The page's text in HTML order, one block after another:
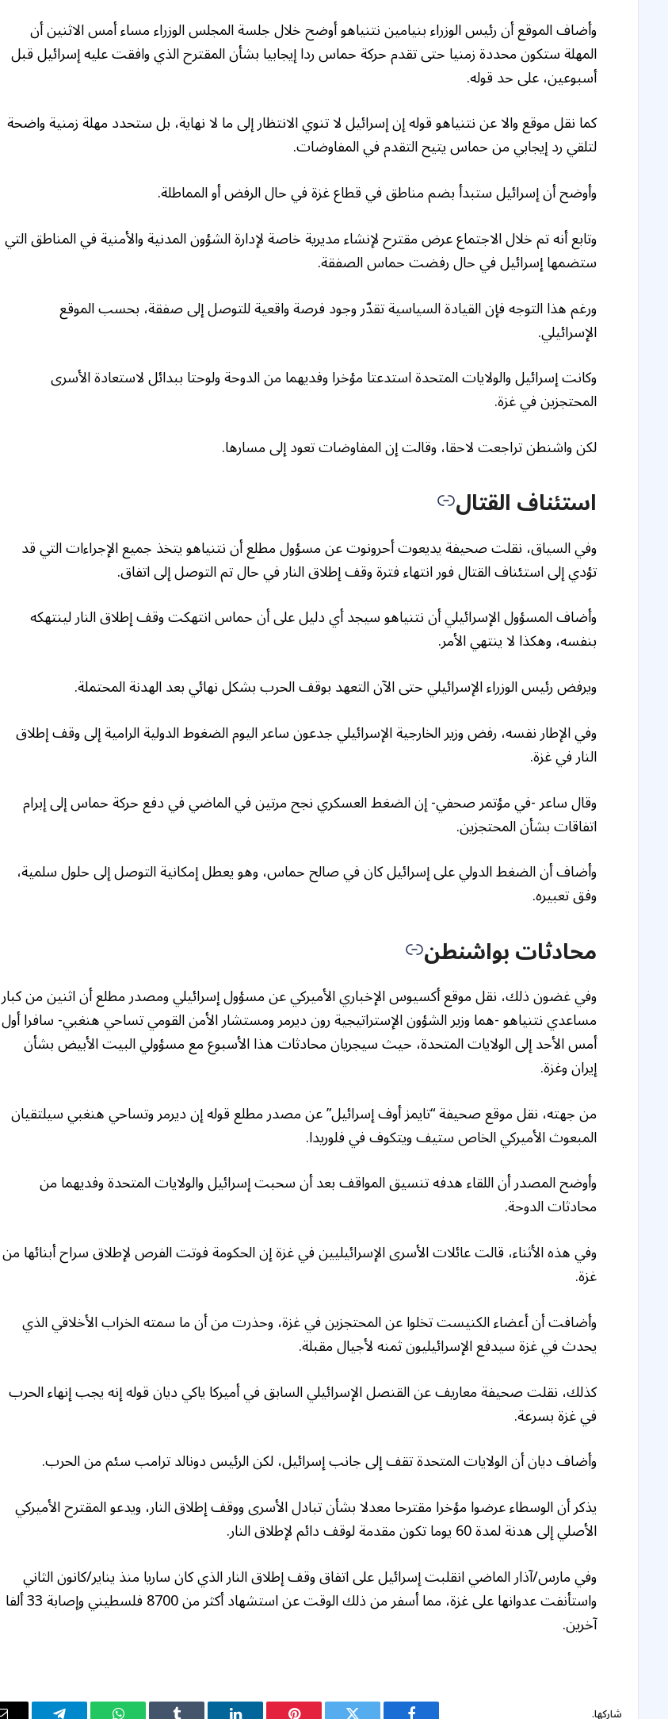
وأضاف الموقع أن رئيس الوزراء بنيامين نتنياهو أوضح خلال جلسة المجلس الوزراء مساء أمس الاثنين أن
المهلة ستكون محددة زمنيا حتى تقدم حركة حماس ردا إيجابيا بشأن المقترح الذي وافقت عليه إسرائيل قبل
أسبوعين، على حد قوله.
كما نقل موقع والا عن نتنياهو قوله إن إسرائيل لا تنوي الانتظار إلى ما لا نهاية، بل ستحدد مهلة زمنية واضحة
لتلقي رد إيجابي من حماس يتيح التقدم في المفاوضات.
وأوضح أن إسرائيل ستبدأ بضم مناطق في قطاع غزة في حال الرفض أو المماطلة.
وتابع أنه تم خلال الاجتماع عرض مقترح لإنشاء مديرية خاصة لإدارة الشؤون المدنية والأمنية في المناطق التي
ستضمها إسرائيل في حال رفضت حماس الصفقة.
ورغم هذا التوجه فإن القيادة السياسية تقدّر وجود فرصة واقعية للتوصل إلى صفقة، بحسب الموقع
الإسرائيلي.
وكانت إسرائيل والولايات المتحدة استدعتا مؤخرا وفديهما من الدوحة ولوحتا ببدائل لاستعادة الأسرى
المحتجزين في غزة.
لكن واشنطن تراجعت لاحقا، وقالت إن المفاوضات تعود إلى مسارها.
استئناف القتال
وفي السياق، نقلت صحيفة يديعوت أحرونوت عن مسؤول مطلع أن نتنياهو يتخذ جميع الإجراءات التي قد
تؤدي إلى استئناف القتال فور انتهاء فترة وقف إطلاق النار في حال تم التوصل إلى اتفاق.
وأضاف المسؤول الإسرائيلي أن نتنياهو سيجد أي دليل على أن حماس انتهكت وقف إطلاق النار لينتهكه
بنفسه، وهكذا لا ينتهي الأمر.
ويرفض رئيس الوزراء الإسرائيلي حتى الآن التعهد بوقف الحرب بشكل نهائي بعد الهدنة المحتملة.
وفي الإطار نفسه، رفض وزير الخارجية الإسرائيلي جدعون ساعر اليوم الضغوط الدولية الرامية إلى وقف إطلاق
النار في غزة.
وقال ساعر -في مؤتمر صحفي- إن الضغط العسكري نجح مرتين في الماضي في دفع حركة حماس إلى إبرام
اتفاقات بشأن المحتجزين.
وأضاف أن الضغط الدولي على إسرائيل كان في صالح حماس، وهو يعطل إمكانية التوصل إلى حلول سلمية،
وفق تعبيره.
محادثات بواشنطن
وفي غضون ذلك، نقل موقع أكسيوس الإخباري الأميركي عن مسؤول إسرائيلي ومصدر مطلع أن اثنين من كبار
مساعدي نتنياهو -هما وزير الشؤون الإستراتيجية رون ديرمر ومستشار الأمن القومي تساحي هنغبي- سافرا أول
أمس الأحد إلى الولايات المتحدة، حيث سيجريان محادثات هذا الأسبوع مع مسؤولي البيت الأبيض بشأن
إيران وغزة.
من جهته، نقل موقع صحيفة “تايمز أوف إسرائيل” عن مصدر مطلع قوله إن ديرمر وتساحي هنغبي سيلتقيان
المبعوث الأميركي الخاص ستيف ويتكوف في فلوريدا.
وأوضح المصدر أن اللقاء هدفه تنسيق المواقف بعد أن سحبت إسرائيل والولايات المتحدة وفديهما من
محادثات الدوحة.
وفي هذه الأثناء، قالت عائلات الأسرى الإسرائيليين في غزة إن الحكومة فوتت الفرص لإطلاق سراح أبنائها من
غزة.
وأضافت أن أعضاء الكنيست تخلوا عن المحتجزين في غزة، وحذرت من أن ما سمته الخراب الأخلاقي الذي
يحدث في غزة سيدفع الإسرائيليون ثمنه لأجيال مقبلة.
كذلك، نقلت صحيفة معاريف عن القنصل الإسرائيلي السابق في أميركا ياكي ديان قوله إنه يجب إنهاء الحرب
في غزة بسرعة.
وأضاف ديان أن الولايات المتحدة تقف إلى جانب إسرائيل، لكن الرئيس دونالد ترامب سئم من الحرب.
يذكر أن الوسطاء عرضوا مؤخرا مقترحا معدلا بشأن تبادل الأسرى ووقف إطلاق النار، ويدعو المقترح الأميركي
الأصلي إلى هدنة لمدة 60 يوما تكون مقدمة لوقف دائم لإطلاق النار.
وفي مارس/آذار الماضي انقلبت إسرائيل على اتفاق وقف إطلاق النار الذي كان ساريا منذ يناير/كانون الثاني
واستأنفت عدوانها على غزة، مما أسفر من ذلك الوقت عن استشهاد أكثر من 8700 فلسطيني وإصابة 33 ألفا
آخرين.
شاركها.